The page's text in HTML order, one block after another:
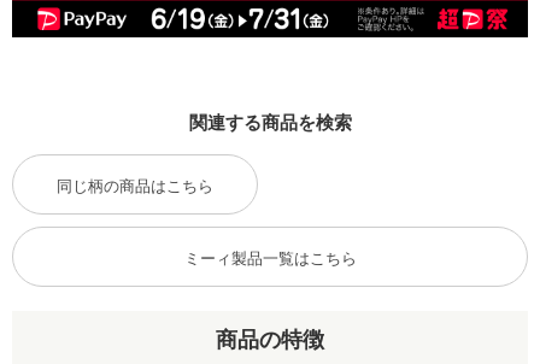
商品の特徴
関連する商品を検索
同じ柄の商品はこちら
ミーィ製品一覧はこちら